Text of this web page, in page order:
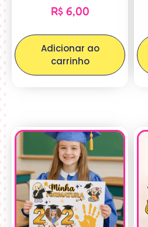
R$6,00
Adicionar ao
carrinho